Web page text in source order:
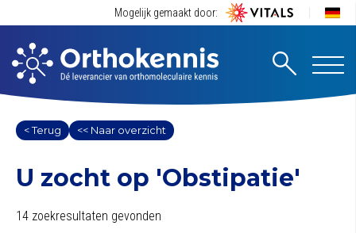
Mogelijk gemaakt door:
< Terug << Naar overzicht
U zocht op 'Obstipatie'
14 zoekresultaten gevonden